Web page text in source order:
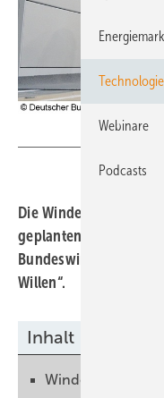
Die Windenergie-
geplanten Krisen-
Willen“.
Inhalt
Windenergie-
Technologie
Webinare
Podcasts